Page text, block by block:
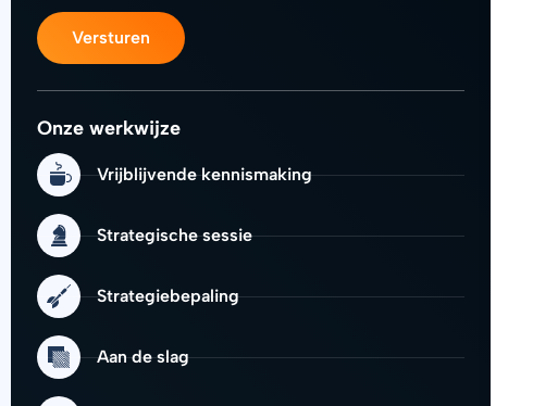
Versturen
Onze werkwijze
Vrijblijvende kennismaking
Strategische sessie
Strategiebepaling
Aan de slag